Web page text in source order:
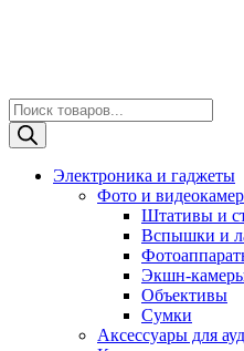
Поиск
товаров
Электроника и гаджеты
Фото и
Штативы и
Вспышки и
Экшн-
Объективы
Сумки
Аксессуары для